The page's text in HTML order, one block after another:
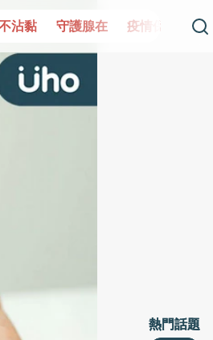
疫情保衛戰 再生醫學 愛的
熱門話題
熱門話題